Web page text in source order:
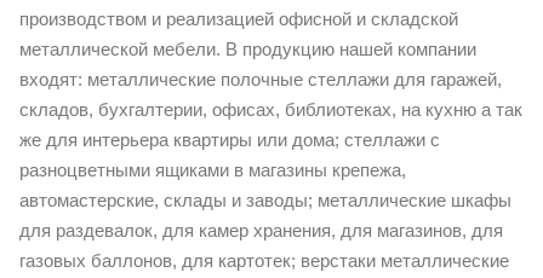
производством и реализацией офисной и складской
металлической мебели. В продукцию нашей компании
входят: металлические полочные стеллажи для гаражей,
складов, бухгалтерии, офисах, библиотеках, на кухню а так
же для интерьера квартиры или дома; cтеллажи с
разноцветными ящиками в магазины крепежа,
автомастерские, склады и заводы; металлические шкафы
для раздевалок, для камер хранения, для магазинов, для
газовых баллонов, для картотек; верстаки металлические